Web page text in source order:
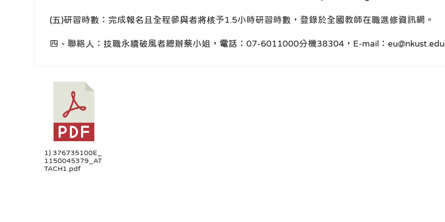
(五)研習時數：完成報名且全程參與者將核予1.5小時研習時數，登錄於全國教師在職進修資訊網。
四、聯絡人：技職永續破風者總辦蔡小姐，電話：07-6011000分機38304，E-mail：
1) 376735100E_
1150045379_AT
TACH1.pdf